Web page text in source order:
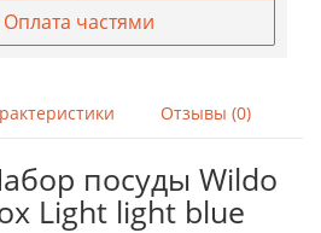
Оплата частями
Отзывы (0)
посуды Wildo
Light light blue